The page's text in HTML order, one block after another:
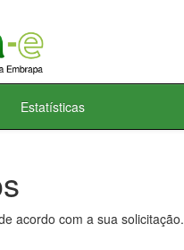
Estatísticas
acordo com a sua solicitação.